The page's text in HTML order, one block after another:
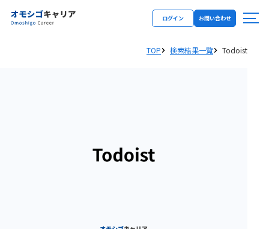
ログイン お問い合わせ
TOP 検索結果一覧 Todoist